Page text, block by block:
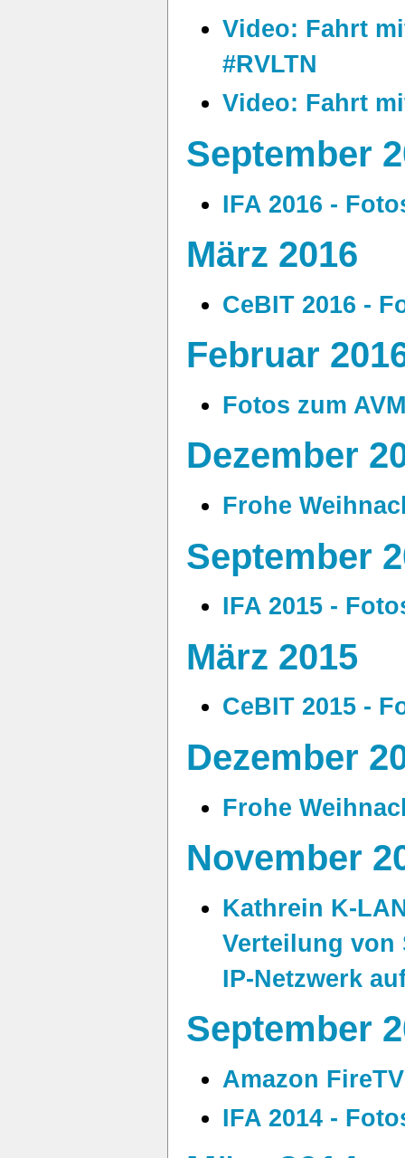
Video: Fahrt
#RVLTN
Video: Fahrt
September
IFA 2016 -
März 2016
CeBIT 2016 -
Februar
Fotos zum
Dezember
Frohe
September
IFA 2015 -
März 2015
CeBIT 2015 -
Dezember
Frohe
November
Kathrein K-
Verteilung von
IP-Netzwerk
September
Amazon
IFA 2014 -